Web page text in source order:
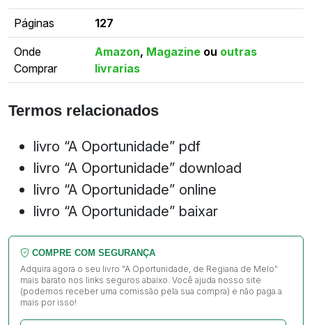
Páginas 127
Onde
Comprar
Amazon, Magazine ou outras
livrarias
Termos relacionados
livro “A Oportunidade” pdf
livro “A Oportunidade” download
livro “A Oportunidade” online
livro “A Oportunidade” baixar
COMPRE COM SEGURANÇA
Adquira agora o seu livro "A Oportunidade, de Regiana de Melo"
mais barato nos links seguros abaixo. Você ajuda nosso site
(podemos receber uma comissão pela sua compra) e não paga a
mais por isso!